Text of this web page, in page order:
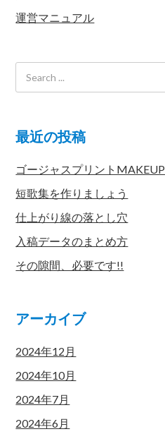
運営マニュアル
最近の投稿
ゴージャスプリントMAKEUP
短歌集を作りましょう
仕上がり線の落とし穴
入稿データのまとめ方
その隙間、必要です!!
アーカイブ
2024年12月
2024年10月
2024年7月
2024年6月